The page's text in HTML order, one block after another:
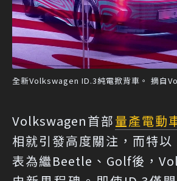
全新Volkswagen ID.3純電掀背車。 摘自
Volkswagen首部量產電動
相就引發高度關注，而特
表為繼Beetle、Golf後，